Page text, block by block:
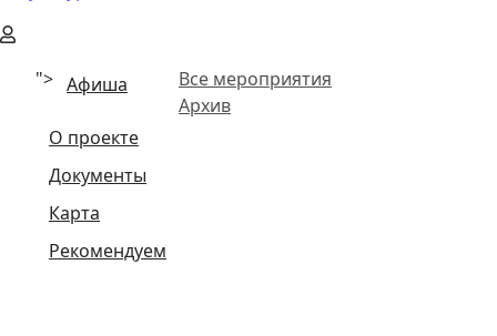
"> Афиша
Все мероприятия
Архив
О проекте
Документы
Карта
Рекомендуем